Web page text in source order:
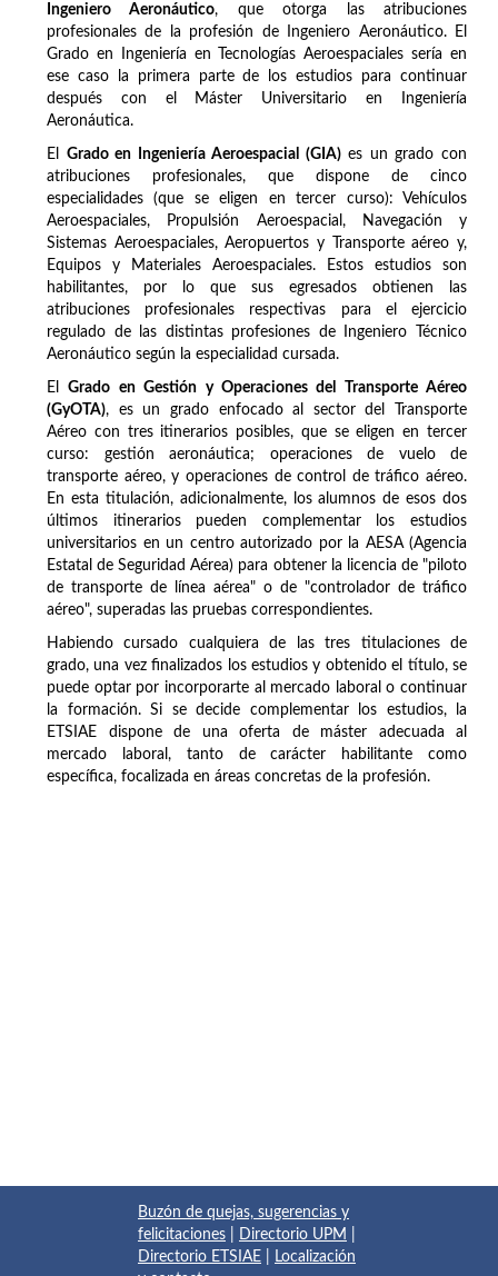
Ingeniero Aeronáutico, que otorga las atribuciones
profesionales de la profesión de Ingeniero Aeronáutico. El
Grado en Ingeniería en Tecnologías Aeroespaciales sería en
ese caso la primera parte de los estudios para continuar
después con el Máster Universitario en Ingeniería
Aeronáutica.
El Grado en Ingeniería Aeroespacial (GIA)es un grado con
atribuciones profesionales, que dispone de cinco
especialidades (que se eligen en tercer curso): Vehículos
Aeroespaciales, Propulsión Aeroespacial, Navegación y
Sistemas Aeroespaciales, Aeropuertos y Transporte aéreo y,
Equipos y Materiales Aeroespaciales. Estos estudios son
habilitantes, por lo que sus egresados obtienen las
atribuciones profesionales respectivas para el ejercicio
regulado de las distintas profesiones de Ingeniero Técnico
Aeronáutico según la especialidad cursada.
ElGrado en Gestión y Operaciones del Transporte Aéreo
(GyOTA), es un grado enfocado al sector del Transporte
Aéreo con tres itinerarios posibles, que se eligen en tercer
curso: gestión aeronáutica; operaciones de vuelo de
transporte aéreo, y operaciones de control de tráfico aéreo.
En esta titulación, adicionalmente, los alumnos de esos dos
últimos itinerarios pueden complementar los estudios
universitarios en un centro autorizado por la AESA (Agencia
Estatal de Seguridad Aérea) para obtener la licencia de "piloto
de transporte de línea aérea" o de "controlador de tráfico
aéreo", superadas las pruebas correspondientes.
Habiendo cursado cualquiera de las tres titulaciones de
grado, una vez finalizados los estudios y obtenido el título, se
puede optar por incorporarte al mercado laboral o continuar
la formación. Si se decide complementar los estudios, la
ETSIAE dispone de una oferta de máster adecuada al
mercado laboral, tanto de carácter habilitante como
específica, focalizada en áreas concretas de la profesión.
Buzón de quejas, sugerencias y
felicitaciones
Directorio UPM
Directorio ETSIAE
Localización